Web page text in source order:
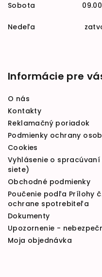
Sobota 09.00 –
Nedeľa
Informácie pre
O nás
Kontakty
Reklamačný poriadok
Podmienky ochrany
Cookies
Vyhlásenie o
siete)
Obchodné podmienky
Poučenie podľa Prílohy
ochrane spotrebiteľa
Dokumenty
Upozornenie -
Moja objednávka